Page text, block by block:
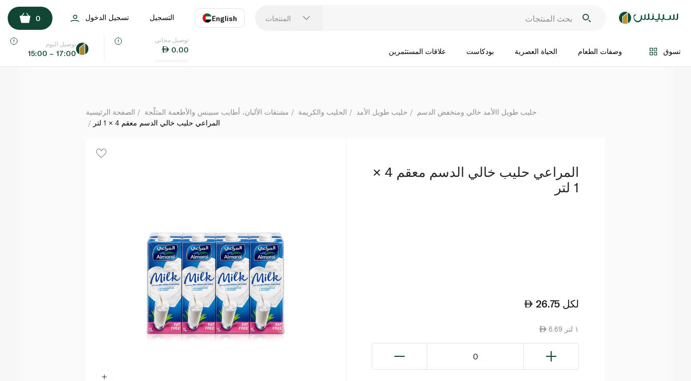
المنتجات English
اللغة
التسجيل تسجيل الدخول 0
تسوق وصفات الطعام الحياة العصرية بودكاست علاقات المستثمرين
توصيل مجاني
0.00
توصيل اليوم
15:00 – 17:00
اضف الى السلة
الصفحة الرئيسية مشتقات الألبان، أطايب سبينس والأطعمة المثلّجة الحليب والكريمة حليب طويل الأمد
حليب طويل االأمد خالي ومنخفض الدسم
المراعي حليب خالي الدسم معقم 4 × 1 لتر
المراعي حليب خالي الدسم معقم 4 ×
1 لتر
26.75 لكل
6.69 ١ لتر
0